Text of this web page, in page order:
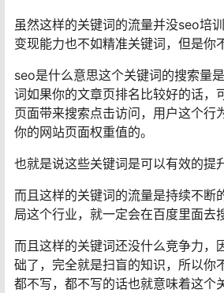
虽然这样的关键词的流量并没seo培
变现能力也不如精准关键词，但是你
seo是什么意思这个关键词的搜索量
词如果你的文章页排名比较好的话，
页面带来搜索点击访问，用户这个行
你的网站页面权重值的。
也就是说这些关键词是可以有效的提
而且这样的关键词的流量是持续不断
局这个行业，就一定会在百度里面去
而且这样的关键词还没什么竞争力，
础了，完全就是扫盲的知识，所以你
都不写，都不写的话也就意味着这个